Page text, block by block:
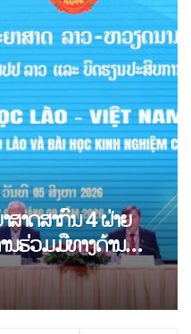
າດສາກົນ 4 ຝ່າຍ
ຮ່ວມມືທາງດ້ານ
ຫວຽດນາມ ແນໃສ່
ເຈົ້າຕົນເອງຢ່າງເຂັ້ມ